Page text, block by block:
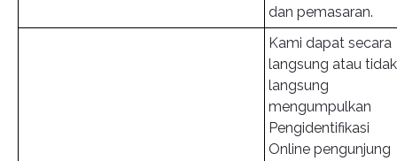
dan pemasaran.
Kami dapat secara
langsung atau tidak
langsung
mengumpulkan
Pengidentifikasi
Online pengunjung